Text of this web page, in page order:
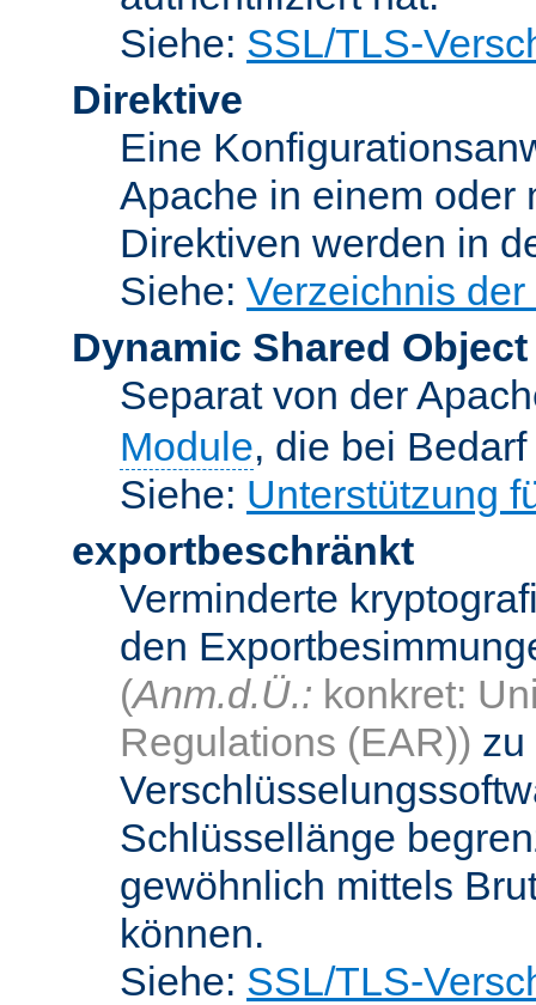
Siehe: SSL/TLS-
Direktive
Eine
Apache in einem oder
Direktiven werden in
Siehe: Verzeichnis
Dynamic Shared Object
Separat von der
Module, die bei
Siehe: Unterstützung
exportbeschränkt
Verminderte
den
(Anm.d.Ü.: konkret:
Regulations (EAR)) zu
Schlüssellänge
gewöhnlich mittels
können.
Siehe: SSL/TLS-